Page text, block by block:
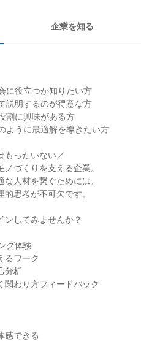
企業を知る
に役立つか知りたい方
説明するのが得意な方
割に興味がある方
ように最適解を導きたい方
もったいない／
づくりを支える企業。
人材を繋ぐためには、
思考が不可欠です。
ンしてみませんか？
グ体験
るワーク
分析
関わり方フィードバック
感できる